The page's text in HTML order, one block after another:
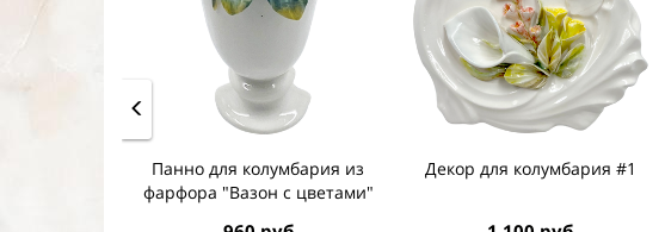
Панно для колумбария из
фарфора "Вазон с цветами"
Декор для колумбария #1